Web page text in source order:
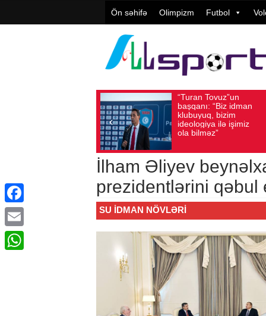
Ön səhifə Olimpizm Futbol
başqanı: “Biz idman
klubuyuq, bizim
ideologiya ilə işimiz
ola bilməz”
Avqust 05, 2026
İlham Əliyev
prezidentlərini qəbul
SU IDMAN NÖVLƏRI
Facebook
Email